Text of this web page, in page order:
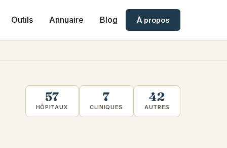
Outils Annuaire Blog À propos
57
HÔPITAUX
7
CLINIQUES
42
AUTRES